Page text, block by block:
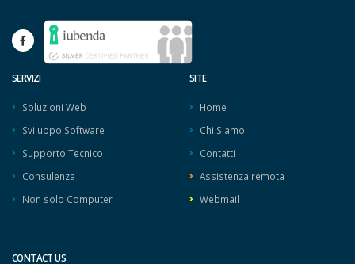
SERVIZI
Soluzioni Web
Sviluppo Software
Supporto Tecnico
Consulenza
Non solo Computer
SITE
Home
Chi Siamo
Contatti
Assistenza remota
Webmail
CONTACT US